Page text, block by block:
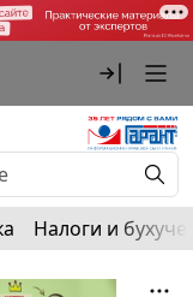
Налоги и